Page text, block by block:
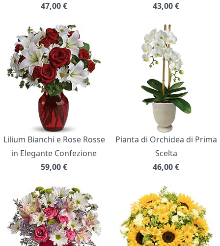
47,00€
43,00€
Lilium Bianchi e Rose Rosse
in Elegante Confezione
59,00€
Pianta di Orchidea di Prima
Scelta
46,00€